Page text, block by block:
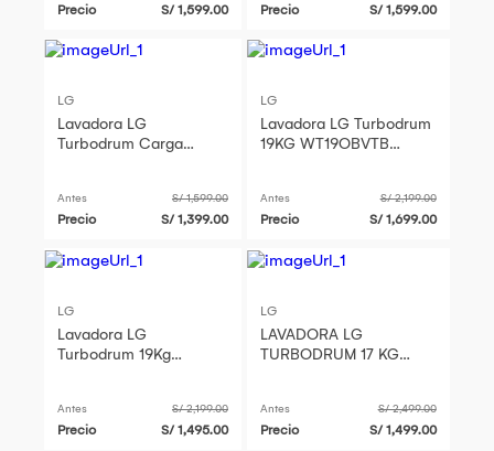
Precio S/ 1,599.00 Precio S/ 1,599.00
LG
Lavadora LG
Turbodrum Carga
Antes S/ 1,599.00
Precio S/ 1,399.00
LG
Lavadora LG Turbodrum
19KG WT19OBVTB
Antes S/ 2,199.00
Precio S/ 1,699.00
LG
Lavadora LG
Turbodrum 19Kg
Antes S/ 2,199.00
Precio S/ 1,495.00
LG
LAVADORA LG
TURBODRUM 17 KG
WT17OBVTB
Antes S/ 2,499.00
Precio S/ 1,499.00